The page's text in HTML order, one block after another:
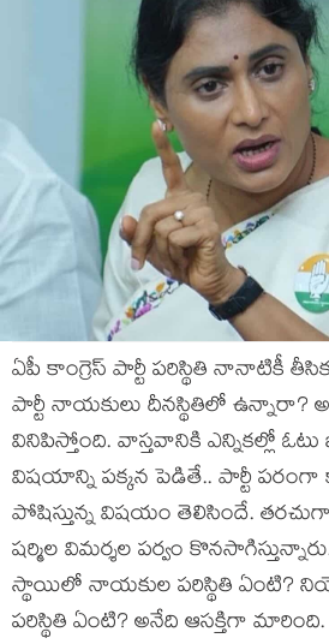
ఏపీ కాంగ్రెస్ పార్టీ ప‌రిస్థితి నానాటికీ
పార్టీ నాయ‌కులు దీన‌స్థితిలో
వినిపిస్తోంది. వాస్త‌వానికి ఎన్నిక‌ల్లో ఓటు
విష‌యాన్ని ప‌క్క‌న పెడితే.. పార్టీ ప‌రంగా
పోషిస్తున్న విష‌యం తెలిసిందే. త‌ర‌చుగా
ష‌ర్మిల విమ‌ర్శ‌ల ప‌ర్వం
స్థాయిలో నాయ‌కుల ప‌రిస్థితి ఏంటి?
ప‌రిస్థితి ఏంటి? అనేది ఆస‌క్తిగా మారింది.